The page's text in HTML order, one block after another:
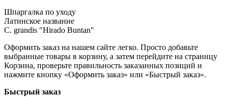
Шпаргалка по уходу
Латинское название
C. grandis "Hirado Buntan"
Оформить заказ на нашем сайте легко. Просто добавьте
выбранные товары в корзину, а затем перейдите на страницу
Корзина, проверьте правильность заказанных позиций и
нажмите кнопку «Оформить заказ» или «Быстрый заказ».
Быстрый заказ